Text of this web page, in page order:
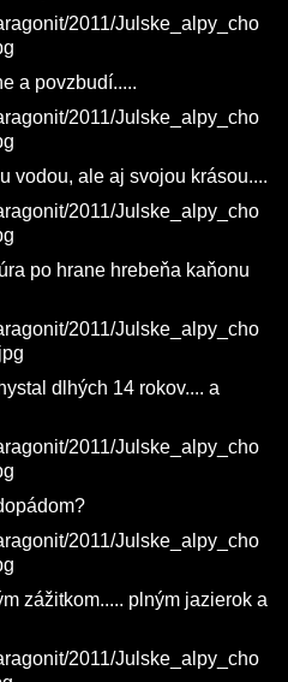
a povzbudí.....
vodou, ale aj svojou krásou....
po hrane hrebeňa kaňonu
dlhých 14 rokov.... a
zážitkom..... plným jazierok a